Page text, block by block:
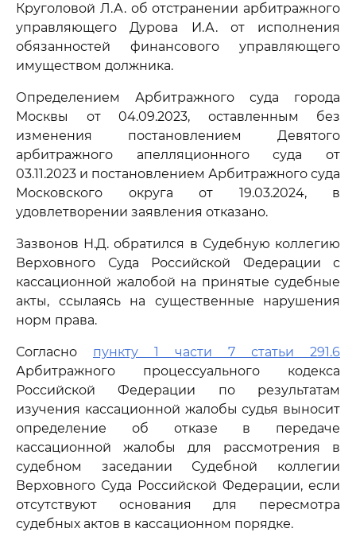
Круголовой Л.А. об отстранении арбитражного
управляющего Дурова И.А. от исполнения
обязанностей финансового управляющего
имуществом должника.
Определением Арбитражного суда города
Москвы от 04.09.2023, оставленным без
изменения постановлением Девятого
арбитражного апелляционного суда от
03.11.2023 и постановлением Арбитражного суда
Московского округа от 19.03.2024, в
удовлетворении заявления отказано.
Зазвонов Н.Д. обратился в Судебную коллегию
Верховного Суда Российской Федерации с
кассационной жалобой на принятые судебные
акты, ссылаясь на существенные нарушения
норм права.
Согласно пункту 1 части 7 статьи 291.6
Арбитражного процессуального кодекса
Российской Федерации по результатам
изучения кассационной жалобы судья выносит
определение об отказе в передаче
кассационной жалобы для рассмотрения в
судебном заседании Судебной коллегии
Верховного Суда Российской Федерации, если
отсутствуют основания для пересмотра
судебных актов в кассационном порядке.